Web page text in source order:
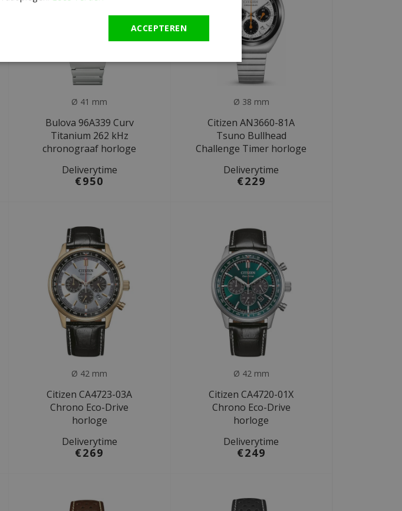
Ø 41 mm
Bulova 96A339 Curv
Titanium 262 kHz
chronograaf horloge
Deliverytime
€950
Ø 38 mm
Citizen AN3660-81A
Tsuno Bullhead
Challenge Timer horloge
Deliverytime
€229
Ø 42 mm
Citizen CA4723-03A
Chrono Eco-Drive
horloge
Deliverytime
€269
Ø 42 mm
Citizen CA4720-01X
Chrono Eco-Drive
horloge
Deliverytime
€249
ACCEPTEREN